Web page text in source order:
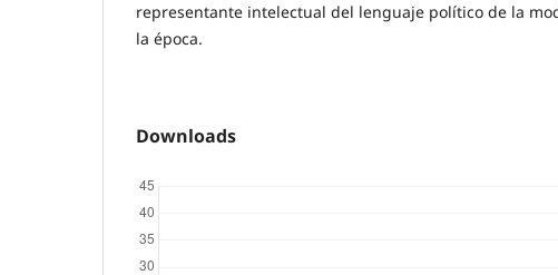
representante intelectual del lenguaje político de la
la época.
Downloads